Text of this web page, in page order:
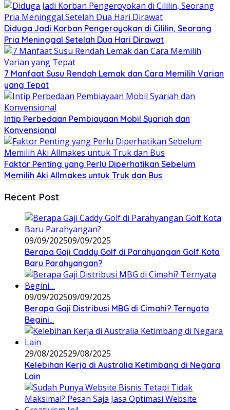
Diduga Jadi Korban Pengeroyokan di Cililin, Seorang
Pria Meninggal Setelah Dua Hari Dirawat
7 Manfaat Susu Rendah Lemak dan Cara Memilih Varian
yang Tepat
Intip Perbedaan Pembiayaan Mobil Syariah dan
Konvensional
Faktor Penting yang Perlu Diperhatikan Sebelum
Memilih Aki Allmakes untuk Truk dan Bus
Recent Post
09/09/202509/09/2025
Berapa Gaji Caddy Golf di Parahyangan Golf Kota
Baru Parahyangan?
09/09/202509/09/2025
Berapa Gaji Distribusi MBG di Cimahi? Ternyata
Begini…
29/08/202529/08/2025
Kelebihan Kerja di Australia Ketimbang di Negara
Lain